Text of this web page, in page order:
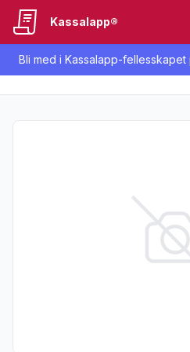
Bli med i Kassalapp-fellesskapet
Kassalapp®